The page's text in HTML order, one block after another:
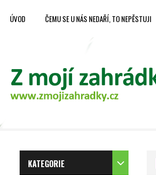
ÚVOD ČEMU SE U NÁS NEDAŘÍ, TO NEPĚSTUJI
KATEGORIE